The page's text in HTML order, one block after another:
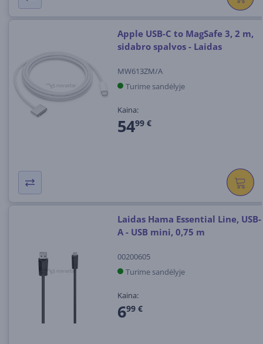
Apple USB-C to MagSafe 3, 2 m,
sidabro spalvos - Laidas
MW613ZM/A
Turime sandėlyje
Kaina:
5499 €
Laidas Hama Essential Line, USB-
A - USB mini, 0,75 m
00200605
Turime sandėlyje
Kaina:
699 €